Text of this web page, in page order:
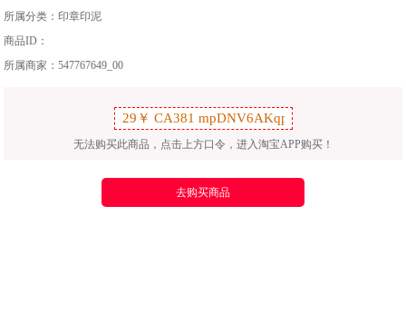
所属分类： 印章印泥
商品ID：
所属商家：547767649_00
无法购买此商品，点击上方口令，进入淘宝APP购买！
去购买商品